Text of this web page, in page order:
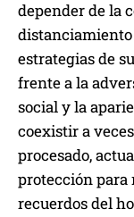
depender de la
estrategias de
frente a la
social y la
coexistir a
procesado,
protección para
recuerdos del